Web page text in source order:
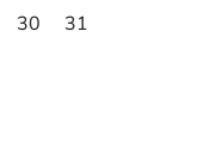
30 31